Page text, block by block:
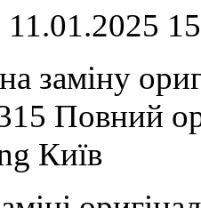
заміну
Повний
Київ